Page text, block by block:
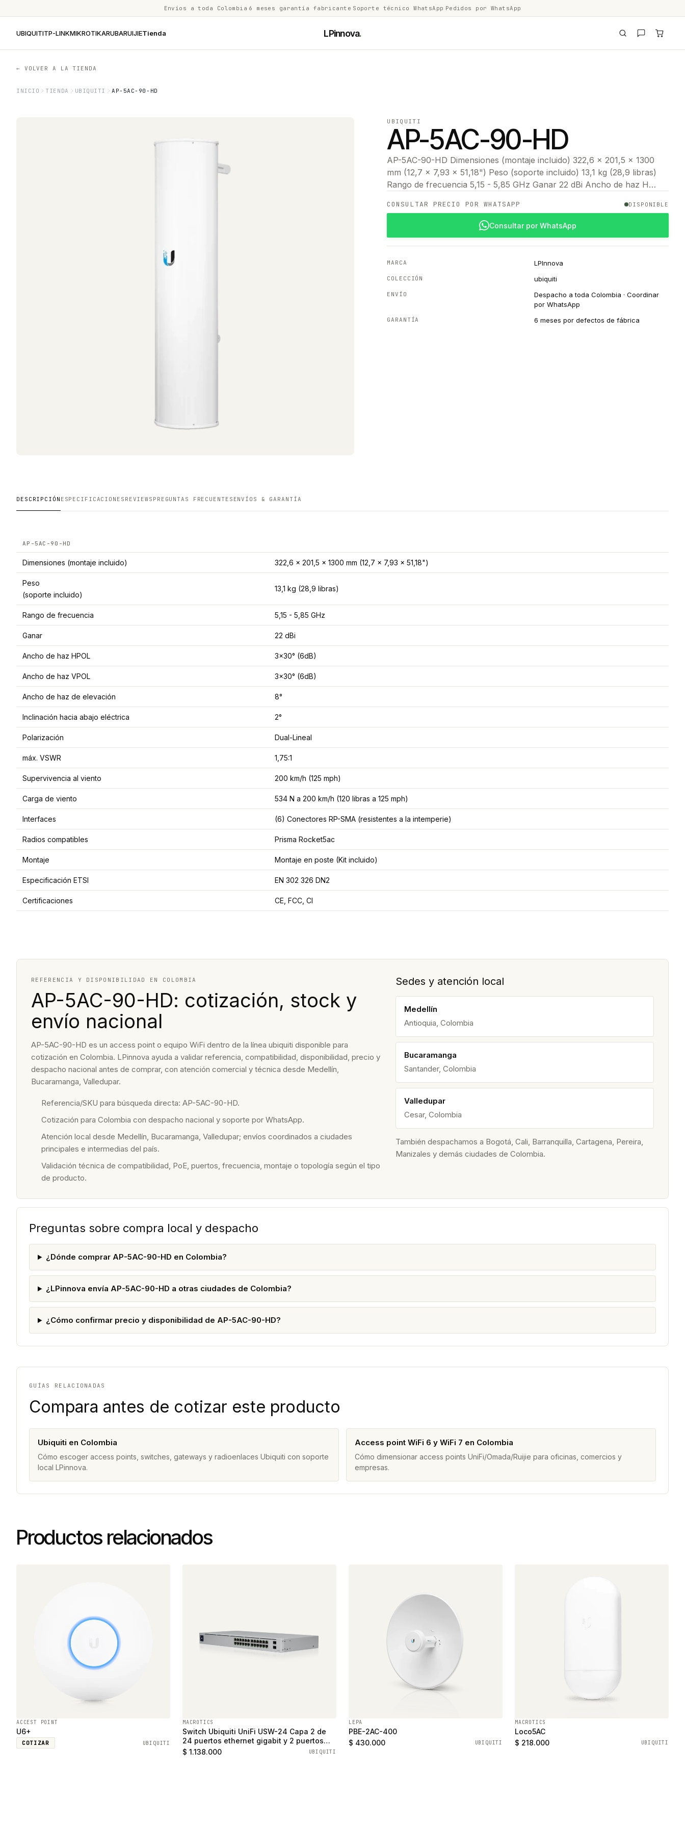
Envíos a toda Colombia 6 meses garantía fabricante Soporte técnico WhatsApp Pedidos por WhatsApp
UBIQUITITP-LINKMIKROTIKARUBARUIJIETienda LPinnova.
← VOLVER A LA TIENDA
INICIO TIENDA UBIQUITI AP-5AC-90-HD
UBIQUITI
AP-5AC-90-HD
AP-5AC-90-HD Dimensiones (montaje incluido) 322,6 x 201,5 x 1300
mm (12,7 x 7,93 x 51,18") Peso (soporte incluido) 13,1 kg (28,9 libras)
Rango de frecuencia 5,15 - 5,85 GHz Ganar 22 dBi Ancho de haz H…
CONSULTAR PRECIO POR WHATSAPP DISPONIBLE
Consultar por WhatsApp
MARCA LPInnova
COLECCIÓN ubiquiti
ENVÍO
Despacho a toda Colombia · Coordinar
por WhatsApp
GARANTÍA 6 meses por defectos de fábrica
DESCRIPCIÓN ESPECIFICACIONES REVIEWS PREGUNTAS FRECUENTES ENVÍOS & GARANTÍA
AP-5AC-90-HD
Dimensiones (montaje incluido) 322,6 x 201,5 x 1300 mm (12,7 x 7,93 x 51,18")
Peso
(soporte incluido)
13,1 kg (28,9 libras)
Rango de frecuencia 5,15 - 5,85 GHz
Ganar 22 dBi
Ancho de haz HPOL 3x30° (6dB)
Ancho de haz VPOL 3x30° (6dB)
Ancho de haz de elevación 8°
Inclinación hacia abajo eléctrica 2°
Polarización Dual-Lineal
máx. VSWR 1,75:1
Supervivencia al viento 200 km/h (125 mph)
Carga de viento 534 N a 200 km/h (120 libras a 125 mph)
Interfaces (6) Conectores RP-SMA (resistentes a la intemperie)
Radios compatibles Prisma Rocket5ac
Montaje Montaje en poste (Kit incluido)
Especificación ETSI EN 302 326 DN2
Certificaciones CE, FCC, CI
REFERENCIA Y DISPONIBILIDAD EN COLOMBIA
AP-5AC-90-HD: cotización, stock y
envío nacional
AP-5AC-90-HD es un access point o equipo WiFi dentro de la línea ubiquiti disponible para
cotización en Colombia. LPinnova ayuda a validar referencia, compatibilidad, disponibilidad, precio y
despacho nacional antes de comprar, con atención comercial y técnica desde Medellín,
Bucaramanga, Valledupar.
Referencia/SKU para búsqueda directa: AP-5AC-90-HD.
Cotización para Colombia con despacho nacional y soporte por WhatsApp.
Atención local desde Medellín, Bucaramanga, Valledupar; envíos coordinados a ciudades
principales e intermedias del país.
Validación técnica de compatibilidad, PoE, puertos, frecuencia, montaje o topología según el tipo
de producto.
Sedes y atención local
Medellín
Antioquia, Colombia
Bucaramanga
Santander, Colombia
Valledupar
Cesar, Colombia
También despachamos a Bogotá, Cali, Barranquilla, Cartagena, Pereira,
Manizales y demás ciudades de Colombia.
Preguntas sobre compra local y despacho
¿Dónde comprar AP-5AC-90-HD en Colombia?
¿LPinnova envía AP-5AC-90-HD a otras ciudades de Colombia?
¿Cómo confirmar precio y disponibilidad de AP-5AC-90-HD?
GUÍAS RELACIONADAS
Compara antes de cotizar este producto
Ubiquiti en Colombia
Cómo escoger access points, switches, gateways y radioenlaces Ubiquiti con soporte
local LPinnova.
Access point WiFi 6 y WiFi 7 en Colombia
Cómo dimensionar access points UniFi/Omada/Ruijie para oficinas, comercios y
empresas.
Productos relacionados
ACCEST POINT
U6+
COTIZAR UBIQUITI
MACROTICS
Switch Ubiquiti UniFi USW-24 Capa 2 de
24 puertos ethernet gigabit y 2 puertos
SFP
$ 1.138.000 UBIQUITI
LEPA
PBE-2AC-400
$ 430.000
UBIQUITI
MACROTICS
Loco5AC
$ 218.000
UBIQUITI